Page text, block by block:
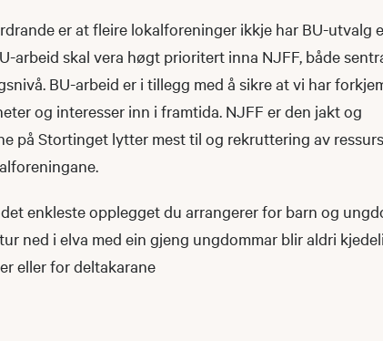
er at fleire lokalforeninger ikkje har BU-utvalg
arbeid skal vera høgt prioritert inna NJFF, både
BU-arbeid er i tillegg med å sikre at vi har
og interesser inn i framtida. NJFF er den jakt og
på Stortinget lytter mest til og rekruttering av
enkleste opplegget du arrangerer for barn og
ned i elva med ein gjeng ungdommar blir aldri
eller for deltakarane